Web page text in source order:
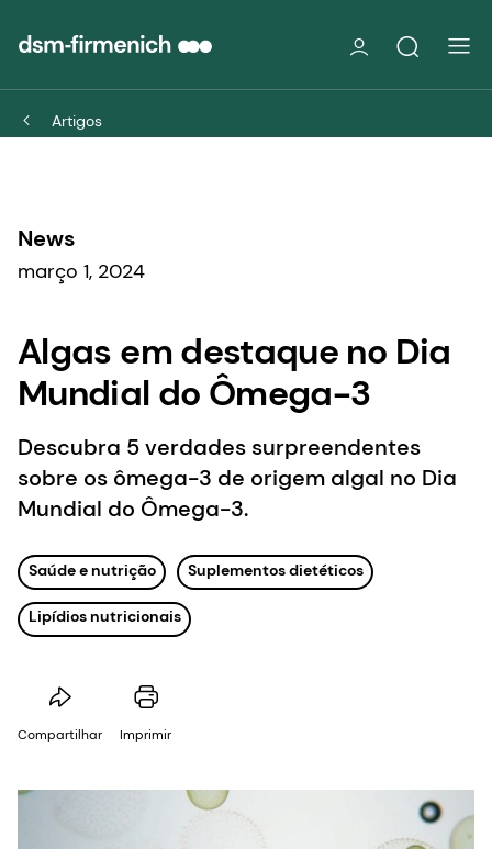
Artigos
News
março 1, 2024
Algas em destaque no Dia
Mundial do Ômega-3
Descubra 5 verdades surpreendentes
sobre os ômega-3 de origem algal no Dia
Mundial do Ômega-3.
Saúde e nutrição Suplementos dietéticos
Lipídios nutricionais
Compartilhar Imprimir